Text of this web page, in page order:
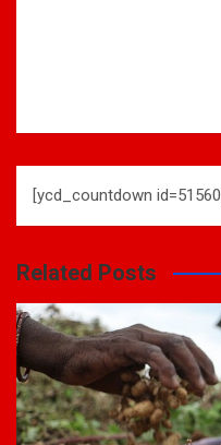
[ycd_countdown id=51560]
Related Posts